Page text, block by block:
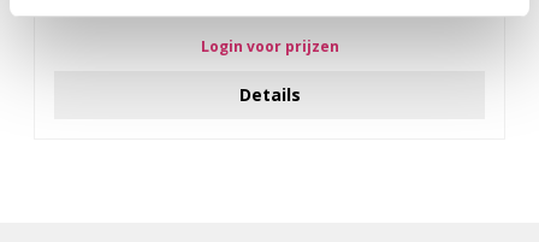
Login voor prijzen
Details